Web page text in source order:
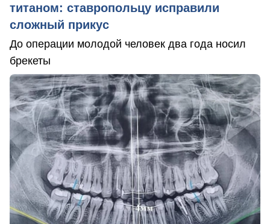
титаном: ставропольцу исправили
сложный прикус
До операции молодой человек два года носил
брекеты